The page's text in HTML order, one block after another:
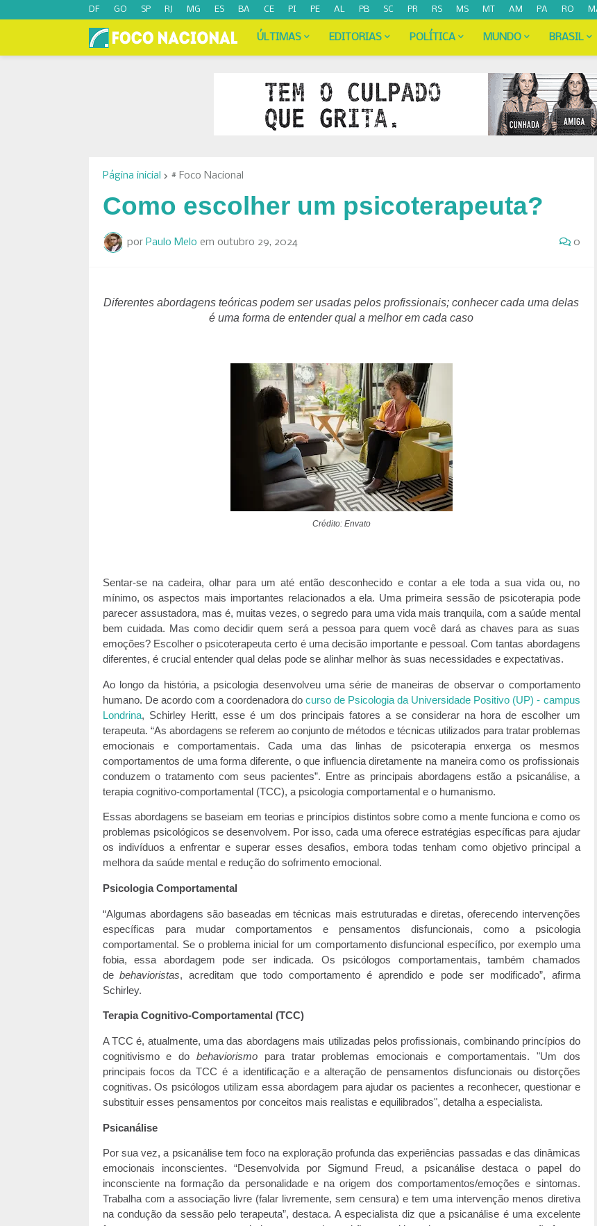
DF GO SP RJ MG ES BA CE PI PE AL PB SC PR RS MS MT AM PA RO
ÚLTIMAS EDITORIAS POLÍTICA MUNDO BRASIL
Página inicial # Foco Nacional
Como escolher um psicoterapeuta?
por Paulo Melo em outubro 29, 2024 0
Diferentes abordagens teóricas podem ser usadas pelos profissionais; conhecer cada uma delas
é uma forma de entender qual a melhor em cada caso
Crédito: Envato
Sentar-se na cadeira, olhar para um até então desconhecido e contar a ele toda a sua vida ou, no
mínimo, os aspectos mais importantes relacionados a ela. Uma primeira sessão de psicoterapia pode
parecer assustadora, mas é, muitas vezes, o segredo para uma vida mais tranquila, com a saúde mental
bem cuidada. Mas como decidir quem será a pessoa para quem você dará as chaves para as suas
emoções? Escolher o psicoterapeuta certo é uma decisão importante e pessoal. Com tantas abordagens
diferentes, é crucial entender qual delas pode se alinhar melhor às suas necessidades e expectativas.
Ao longo da história, a psicologia desenvolveu uma série de maneiras de observar o comportamento
humano. De acordo com a coordenadora do curso de Psicologia da Universidade Positivo (UP) - campus
Londrina, Schirley Heritt, esse é um dos principais fatores a se considerar na hora de escolher um
terapeuta. “As abordagens se referem ao conjunto de métodos e técnicas utilizados para tratar problemas
emocionais e comportamentais. Cada uma das linhas de psicoterapia enxerga os mesmos
comportamentos de uma forma diferente, o que influencia diretamente na maneira como os profissionais
conduzem o tratamento com seus pacientes”. Entre as principais abordagens estão a psicanálise, a
terapia cognitivo-comportamental (TCC), a psicologia comportamental e o humanismo.
Essas abordagens se baseiam em teorias e princípios distintos sobre como a mente funciona e como os
problemas psicológicos se desenvolvem. Por isso, cada uma oferece estratégias específicas para ajudar
os indivíduos a enfrentar e superar esses desafios, embora todas tenham como objetivo principal a
melhora da saúde mental e redução do sofrimento emocional.
Psicologia Comportamental
“Algumas abordagens são baseadas em técnicas mais estruturadas e diretas, oferecendo intervenções
específicas para mudar comportamentos e pensamentos disfuncionais, como a psicologia
comportamental. Se o problema inicial for um comportamento disfuncional específico, por exemplo uma
fobia, essa abordagem pode ser indicada. Os psicólogos comportamentais, também chamados
debehavioristas, acreditam que todo comportamento é aprendido e pode ser modificado”, afirma
Schirley.
Terapia Cognitivo-Comportamental (TCC)
A TCC é, atualmente, uma das abordagens mais utilizadas pelos profissionais, combinando princípios do
cognitivismo e do behaviorismopara tratar problemas emocionais e comportamentais. "Um dos
principais focos da TCC é a identificação e a alteração de pensamentos disfuncionais ou distorções
cognitivas. Os psicólogos utilizam essa abordagem para ajudar os pacientes a reconhecer, questionar e
substituir esses pensamentos por conceitos mais realistas e equilibrados", detalha a especialista.
Psicanálise
Por sua vez, a psicanálise tem foco na exploração profunda das experiências passadas e das dinâmicas
emocionais inconscientes. “Desenvolvida por Sigmund Freud, a psicanálise destaca o papel do
inconsciente na formação da personalidade e na origem dos comportamentos/emoções e sintomas.
Trabalha com a associação livre (falar livremente, sem censura) e tem uma intervenção menos diretiva
na condução da sessão pelo terapeuta”, destaca. A especialista diz que a psicanálise é uma excelente